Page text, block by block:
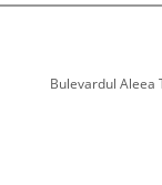
Bulevardul Aleea